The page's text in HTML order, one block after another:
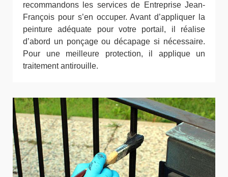
recommandons les services de Entreprise Jean-
François pour s’en occuper. Avant d’appliquer la
peinture adéquate pour votre portail, il réalise
d’abord un ponçage ou décapage si nécessaire.
Pour une meilleure protection, il applique un
traitement antirouille.